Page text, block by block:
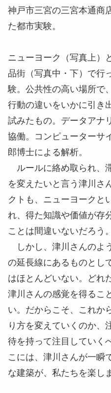
神戸市三宮の三宮本通商
た都市実験。
ニューヨーク（写真上）
品街（写真中・下）で行
験。公共性の高い場所で
行動の違いをいかに引き
試みたもの。データアナ
協働。コンピューターサ
郎博士による解析。
ルールに絡め取られ、
を変えたいと言う津川さ
クトも、ニューヨークと
れ、得た知識や価値が存
ことは間違いないだろう。
しかし、津川さんのよ
の延長線にあるものとし
はほとんどいない。どれ
津川さんの感覚を得るこ
い。だからこそ、これか
り方を変えていくのか、
待を持って注目していく
こには、津川さんが一瞬
な建築が、私たちを楽し